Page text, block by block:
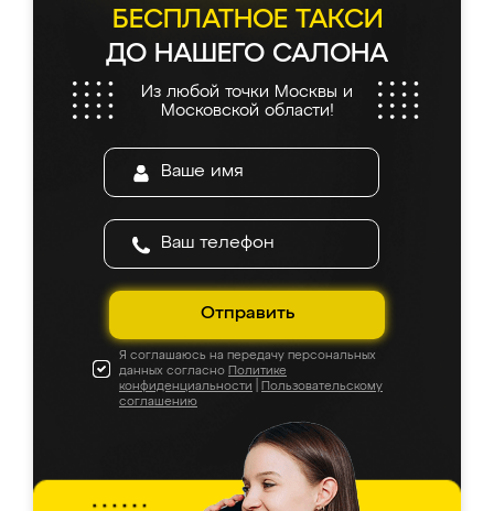
БЕСПЛАТНОЕ ТАКСИ
ДО НАШЕГО САЛОНА
Из любой точки Москвы и
Московской области!
Отправить
Я соглашаюсь на передачу персональных
данных согласно Политике
конфиденциальности
Пользовательскому
соглашению